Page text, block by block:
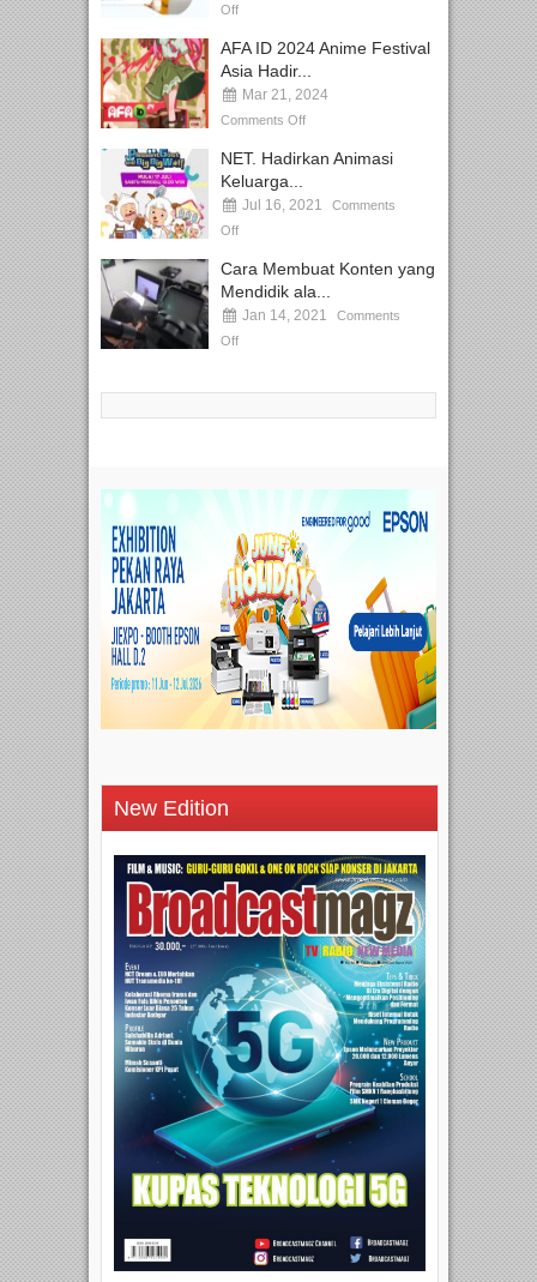
Off
AFA ID 2024 Anime Festival
Asia Hadir...
Mar 21, 2024
Comments Off
NET. Hadirkan Animasi
Keluarga...
Jul 16, 2021
Comments
Off
Cara Membuat Konten yang
Mendidik ala...
Jan 14, 2021
Comments
Off
New Edition